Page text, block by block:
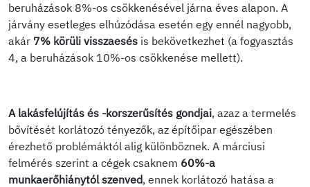
beruházások 8%-os csökkenésével járna éves alapon. A
járvány esetleges elhúzódása esetén egy ennél nagyobb,
akár 7% körüli visszaesés is bekövetkezhet (a fogyasztás
4, a beruházások 10%-os csökkenése mellett).
A lakásfelújítás és -korszerűsítés gondjai, azaz a termelés
bővítését korlátozó tényezők, az építőipar egészében
érezhető problémáktól alig különböznek. A márciusi
felmérés szerint a cégek csaknem 60%-a
munkaerőhiánytól szenved, ennek korlátozó hatása a